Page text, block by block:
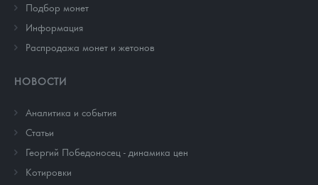
Подбор монет
Информация
Распродажа монет и жетонов
НОВОСТИ
Аналитика и события
Cтатьи
Георгий Победоносец - динамика цен
Котировки